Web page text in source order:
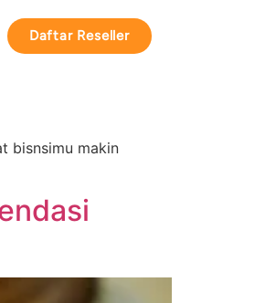
Daftar Reseller
bisnsimu makin